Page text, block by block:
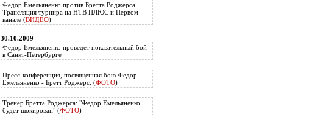
Федор Емельяненко против Бретта Роджерса.
Трансляция турнира на НТВ ПЛЮС и Первом
канале (ВИДЕО)
30.10.2009
Федор Емельяненко проведет показательный бой
в Санкт-Петербурге
Пресс-конференция, посвященная бою Федор
Емельяненко - Бретт Роджерс. (ФОТО)
Тренер Бретта Роджерса: "Федор Емельяненко
будет шокирован" (ФОТО)